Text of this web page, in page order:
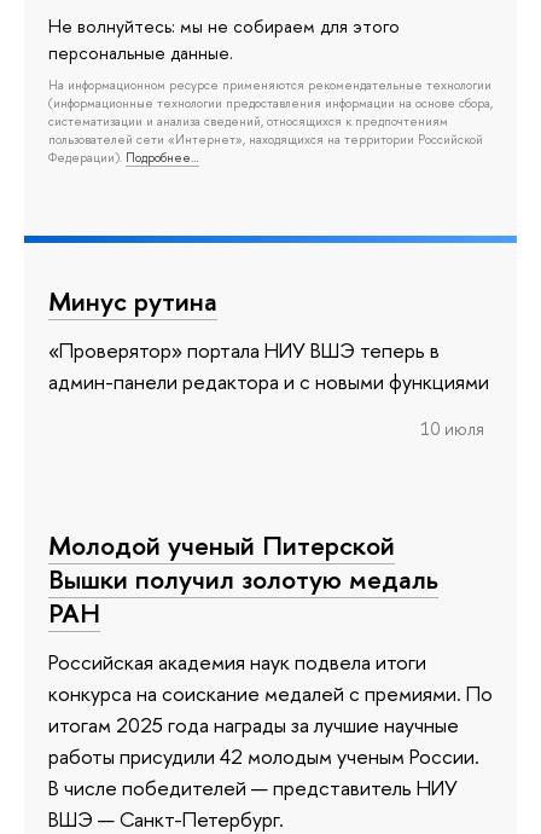
Не волнуйтесь: мы не собираем для этого
персональные данные.
На информационном ресурсе применяются рекомендательные технологии
(информационные технологии предоставления информации на основе сбора,
систематизации и анализа сведений, относящихся к предпочтениям
пользователей сети «Интернет», находящихся на территории Российской
Федерации). Подробнее…
Минус рутина
«Проверятор» портала НИУ ВШЭ теперь в
админ-панели редактора и с новыми функциями
10 июля
Молодой ученый Питерской
Вышки получил золотую медаль
РАН
Российская академия наук подвела итоги
конкурса на соискание медалей с премиями. По
итогам 2025 года награды за лучшие научные
работы присудили 42 молодым ученым России.
В числе победителей — представитель НИУ
ВШЭ — Санкт-Петербург.